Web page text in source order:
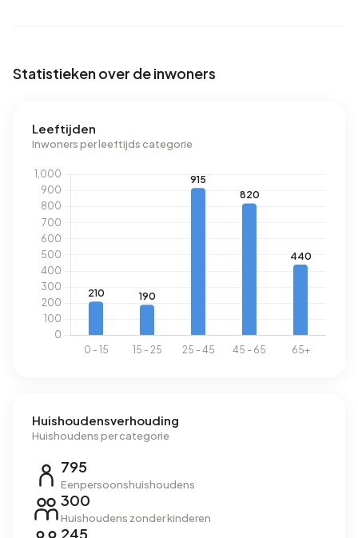
Statistieken over de inwoners
Leeftijden
Inwoners per leeftijds categorie
Huishoudensverhouding
Huishoudens per categorie
795
Eenpersoonshuishoudens
300
Huishoudens zonder kinderen
245